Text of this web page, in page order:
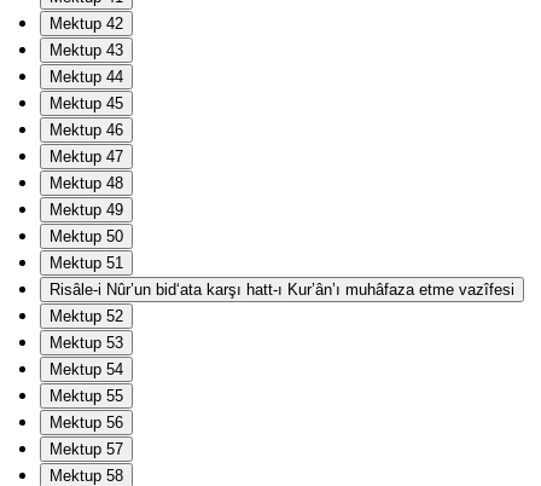
Mektup 42
Mektup 43
Mektup 44
Mektup 45
Mektup 46
Mektup 47
Mektup 48
Mektup 49
Mektup 50
Mektup 51
Risâle-i Nûr’un bid‘ata karşı hatt-ı Kur’ân’ı muhâfaza etme vazîfesi
Mektup 52
Mektup 53
Mektup 54
Mektup 55
Mektup 56
Mektup 57
Mektup 58